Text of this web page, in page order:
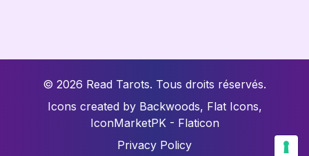
© 2026 Read Tarots. Tous droits réservés.
Icons created by Backwoods, Flat Icons,
IconMarketPK - Flaticon
Privacy Policy